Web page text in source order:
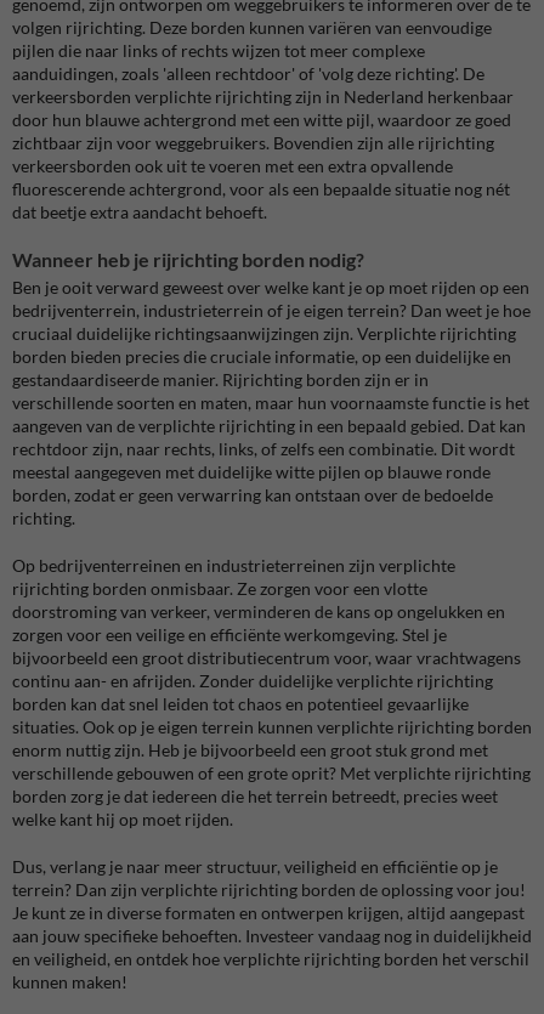
volgen rijrichting. Deze borden kunnen variëren van eenvoudige
pijlen die naar links of rechts wijzen tot meer complexe
aanduidingen, zoals 'alleen rechtdoor' of 'volg deze richting'. De
verkeersborden verplichte rijrichting zijn in Nederland herkenbaar
door hun blauwe achtergrond met een witte pijl, waardoor ze goed
zichtbaar zijn voor weggebruikers. Bovendien zijn alle rijrichting
verkeersborden ook uit te voeren met een extra opvallende
fluorescerende achtergrond, voor als een bepaalde situatie nog nét
dat beetje extra aandacht behoeft.
Wanneer heb je rijrichting borden nodig?
Ben je ooit verward geweest over welke kant je op moet rijden op een
bedrijventerrein, industrieterrein of je eigen terrein? Dan weet je hoe
cruciaal duidelijke richtingsaanwijzingen zijn. Verplichte rijrichting
borden bieden precies die cruciale informatie, op een duidelijke en
gestandaardiseerde manier. Rijrichting borden zijn er in
verschillende soorten en maten, maar hun voornaamste functie is het
aangeven van de verplichte rijrichting in een bepaald gebied. Dat kan
rechtdoor zijn, naar rechts, links, of zelfs een combinatie. Dit wordt
meestal aangegeven met duidelijke witte pijlen op blauwe ronde
borden, zodat er geen verwarring kan ontstaan over de bedoelde
richting.
Op bedrijventerreinen en industrieterreinen zijn verplichte
rijrichting borden onmisbaar. Ze zorgen voor een vlotte
doorstroming van verkeer, verminderen de kans op ongelukken en
zorgen voor een veilige en efficiënte werkomgeving. Stel je
bijvoorbeeld een groot distributiecentrum voor, waar vrachtwagens
continu aan- en afrijden. Zonder duidelijke verplichte rijrichting
borden kan dat snel leiden tot chaos en potentieel gevaarlijke
situaties. Ook op je eigen terrein kunnen verplichte rijrichting borden
enorm nuttig zijn. Heb je bijvoorbeeld een groot stuk grond met
verschillende gebouwen of een grote oprit? Met verplichte rijrichting
borden zorg je dat iedereen die het terrein betreedt, precies weet
welke kant hij op moet rijden.
Dus, verlang je naar meer structuur, veiligheid en efficiëntie op je
terrein? Dan zijn verplichte rijrichting borden de oplossing voor jou!
Je kunt ze in diverse formaten en ontwerpen krijgen, altijd aangepast
aan jouw specifieke behoeften. Investeer vandaag nog in duidelijkheid
en veiligheid, en ontdek hoe verplichte rijrichting borden het verschil
kunnen maken!